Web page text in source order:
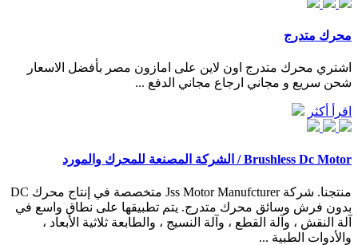
محرك متدرج
اشتري محرك متدرج اون لاين على امازون مصر بأفضل الاسعار
شحن سريع و مجاني ارجاع مجاني الدفع ...
اقرأ أكثر
Brushless Dc Motor / الشركة المصنعة للمحرك والمورد
منتجنا. شركة Jss Motor Manufcturer متخصصة في إنتاج محرك DC
بدون فرش وسائق محرك متدرج. يتم تطبيقها على نطاق واسع في
آلة النقش ، وآلة القطع ، وآلة النسيج ، والطابعة ثلاثية الأبعاد ،
والأدوات الطبية ...